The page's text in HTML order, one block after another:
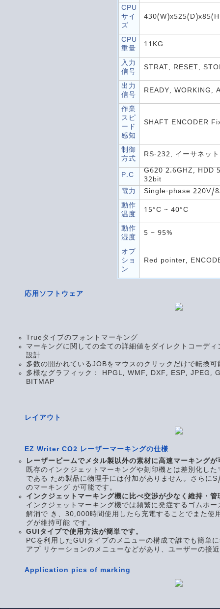
CPU
サイ
ズ
CPU
重量
11KG
入力
信号
STRAT, RESET,
出力
信号
READY, WORKING,
作業
スピ
ード
感知
SHAFT ENCODER
制御
方式
RS-232, イーサネット
P.C
G620 2.6GHZ, HDD
32bit
電力
Single-phase 220V/
動作
温度
15°C ~ 40°C
動作
湿度
5 ~ 95%
オプ
ショ
ン
Red pointer,
応用ソフトウェア
Trueタイプのフォントマーキング
マーキングに関しての全ての詳細値をダイレクトコーディ
設計
多数の開かれているJOBをマウスのクリックだけで転換可
多様なグラフィック： HPGL, WMF, DXF, ESP, JPEG,
BITMAP
レイアウト
EZ Writer CO2 レーザーマーキングの仕様
レーザービームでメタル製以外の素材に高速マーキングが
既存のインクジェットマーキングや刻印機とは差別化し
である ため製品に物理手には付加がありません。さらに
のマーキング が可能です。
インクジェットマーキング機に比べ交渉が少なく維持・
インクジェットマーキング機では頻繁に発症するゴムホ
解消で き、30,000時間使用したら充電することでまた使
グが維持可能 です。
GUIタイプで使用方法が簡単です。
PCを利用したGUIタイプのメニューの構成で誰でも簡単
アプ リケーションのメニューなどがあり、ユーザーの接
Application pics of marking